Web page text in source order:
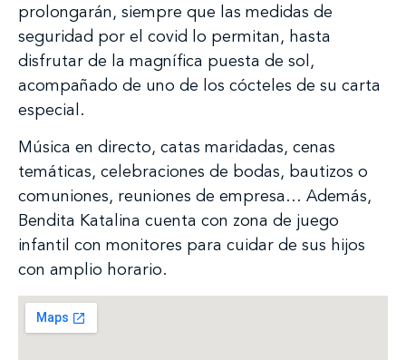
prolongarán, siempre que las medidas de
seguridad por el covid lo permitan, hasta
disfrutar de la magnífica puesta de sol,
acompañado de uno de los cócteles de su carta
especial.
Música en directo, catas maridadas, cenas
temáticas, celebraciones de bodas, bautizos o
comuniones, reuniones de empresa… Además,
Bendita Katalina cuenta con zona de juego
infantil con monitores para cuidar de sus hijos
con amplio horario.